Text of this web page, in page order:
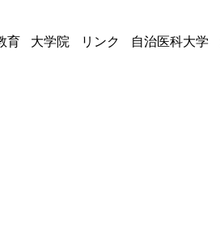
育 大学院 リンク 自治医科大学